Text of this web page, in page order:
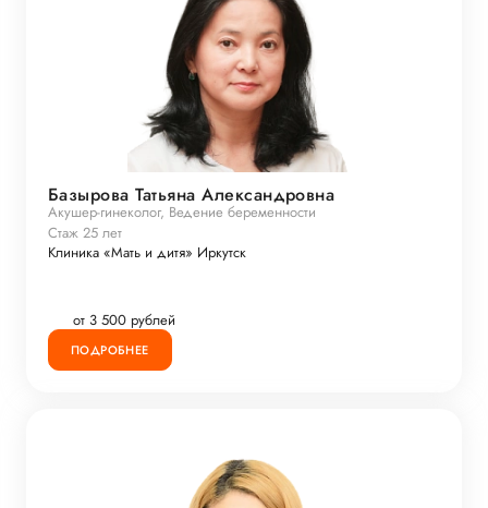
Базырова Татьяна Александровна
Акушер-гинеколог, Ведение беременности
Стаж 25 лет
Клиника «Мать и дитя» Иркутск
от 3 500 рублей
ПОДРОБНЕЕ